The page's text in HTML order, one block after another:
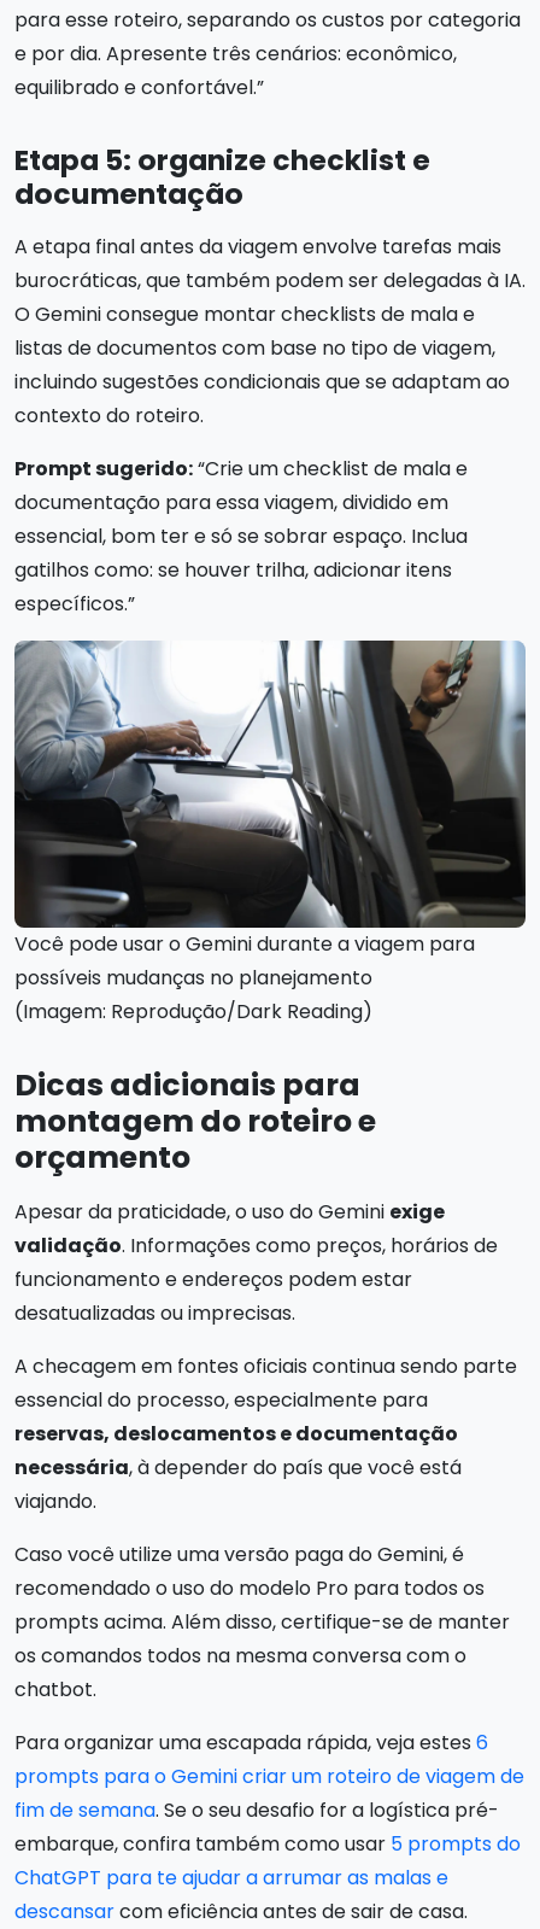
para esse roteiro, separando os custos por categoria
e por dia. Apresente três cenários: econômico,
equilibrado e confortável.”
Etapa 5: organize checklist e
documentação
A etapa final antes da viagem envolve tarefas mais
burocráticas, que também podem ser delegadas à IA.
O Gemini consegue montar checklists de mala e
listas de documentos com base no tipo de viagem,
incluindo sugestões condicionais que se adaptam ao
contexto do roteiro.
Prompt sugerido:“Crie um checklist de mala e
documentação para essa viagem, dividido em
essencial, bom ter e só se sobrar espaço. Inclua
gatilhos como: se houver trilha, adicionar itens
específicos.”
Você pode usar o Gemini durante a viagem para
possíveis mudanças no planejamento
(Imagem: Reprodução/Dark Reading)
Dicas adicionais para
montagem do roteiro e
orçamento
Apesar da praticidade, o uso do Gemini exige
validação. Informações como preços, horários de
funcionamento e endereços podem estar
desatualizadas ou imprecisas.
A checagem em fontes oficiais continua sendo parte
essencial do processo, especialmente para
reservas, deslocamentos e documentação
necessária, à depender do país que você está
viajando.
Caso você utilize uma versão paga do Gemini, é
recomendado o uso do modelo Pro para todos os
prompts acima. Além disso, certifique-se de manter
os comandos todos na mesma conversa com o
chatbot.
Para organizar uma escapada rápida, veja estes 6
prompts para o Gemini criar um roteiro de viagem de
fim de semana. Se o seu desafio for a logística pré-
embarque, confira também como usar 5 prompts do
ChatGPT para te ajudar a arrumar as malas e
descansarcom eficiência antes de sair de casa.